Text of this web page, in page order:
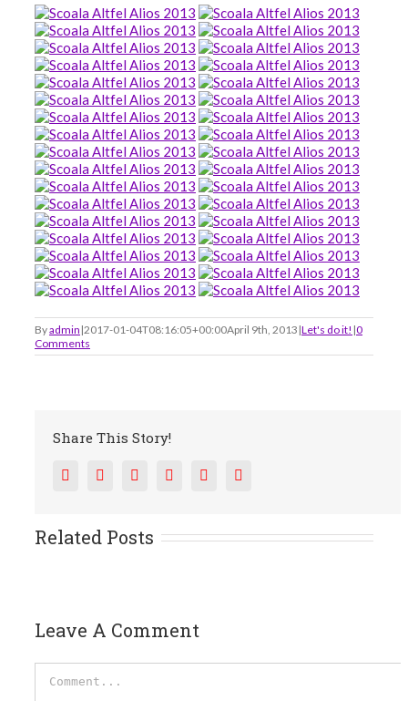
Byadmin |2017-01-04T08:16:05+00:00April 9th, 2013 |Let's do it! |0
Comments
Share This Story!
FacebookTwitter Reddit LinkedInTumblr
Related Posts
Leave A Comment